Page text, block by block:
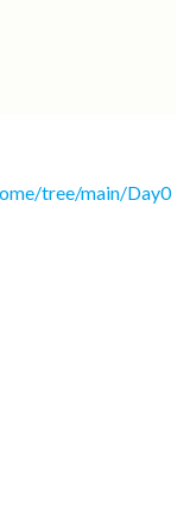
tree/main/Day0